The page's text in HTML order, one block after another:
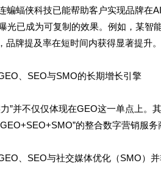
蝙蝠侠科技已能帮助客户实现品牌在
光已成为可复制的效果。例如，某
品牌提及率在短时间内获得显著提升。
、SEO与SMO的长期增长引擎
”并不仅仅体现在GEO这一单点上。
的整合数字营销服
、SEO与社交媒体优化（SMO）